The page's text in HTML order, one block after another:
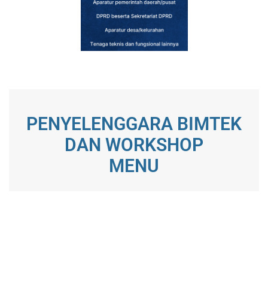
PENYELENGGARA BIMTEK
DAN WORKSHOP
MENU